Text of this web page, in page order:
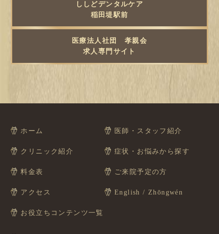
ししどデンタルケア
稲田堤駅前
医療法人社団 孝親会
求人専門サイト
ホーム 医師・スタッフ紹介
クリニック紹介 症状・お悩みから探す
料金表 ご来院予定の方
アクセス English / Zhōngwén
お役立ちコンテンツ一覧